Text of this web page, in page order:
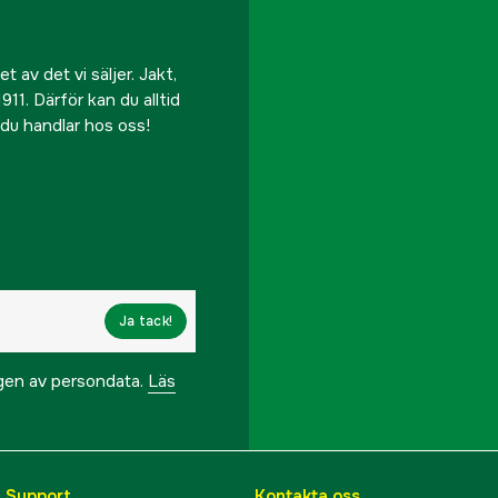
av det vi säljer. Jakt,
Därför kan du alltid
handlar hos oss!
Ja tack!
av persondata. Läs